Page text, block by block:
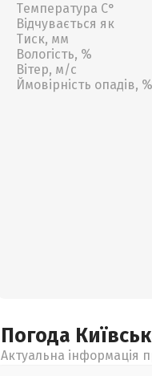
Температура С°
Відчувається як
Тиск, мм
Вологість, %
Вітер, м/с
Ймовірність опадів, %
Погода
Актуальна інформація